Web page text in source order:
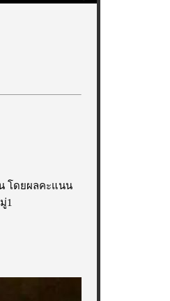
โดยผลคะแนน
1